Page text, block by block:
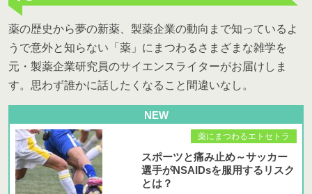
薬の歴史から夢の新薬、製薬企業の動向まで知っているよ
うで意外と知らない「薬」にまつわるさまざまな雑学を
元・製薬企業研究員のサイエンスライターがお届けしま
す。思わず誰かに話したくなること間違いなし。
NEW
薬にまつわるエトセトラ
スポーツと痛み止め～サッカー
選手がNSAIDsを服用するリスク
とは？